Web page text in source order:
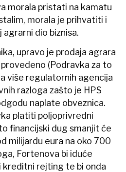
morala pristati na kamatu
morala je prihvatiti i
dio biznisa.
upravo je prodaja agrara
(Podravka za to
više regulatornih agencija
razloga zašto je HPS
naplate obveznica.
platiti poljoprivredni
financijski dug smanjit će
milijardu eura na oko 700
Fortenova bi iduće
kreditni rejting te bi onda